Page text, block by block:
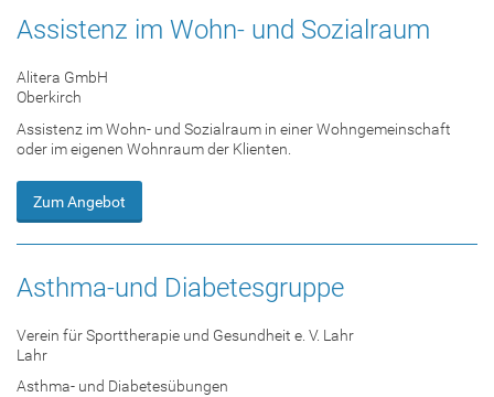
Assistenz im Wohn- und Sozialraum
Alitera GmbH
Oberkirch
Assistenz im Wohn- und Sozialraum in einer Wohngemeinschaft
oder im eigenen Wohnraum der Klienten.
Zum Angebot
Asthma-und Diabetesgruppe
Verein für Sporttherapie und Gesundheit e. V. Lahr
Lahr
Asthma- und Diabetesübungen